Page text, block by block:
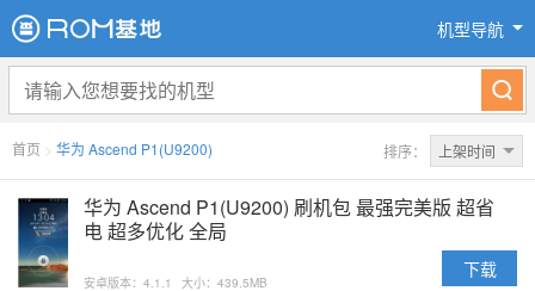
机型导航
首页 > 华为 Ascend P1(U9200) 排序： 上架时间
华为 Ascend P1(U9200) 刷机包 最强完美版 超省
电 超多优化 全局
安卓版本：4.1.1 大小：439.5MB
下载